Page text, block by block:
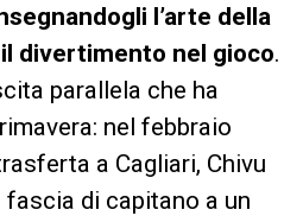
l’arte della
divertimento nel gioco.
parallela che ha
nel febbraio
a Cagliari, Chivu
di capitano a un